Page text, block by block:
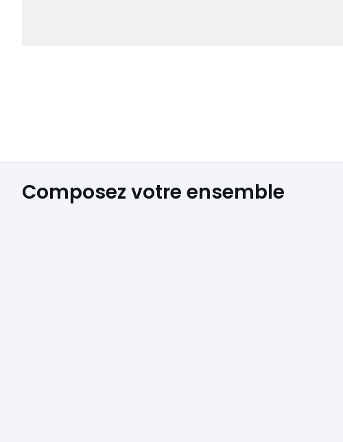
Composez votre ensemble